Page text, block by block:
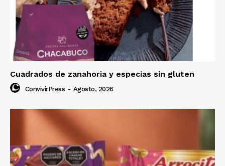
Cuadrados de zanahoria y especias sin gluten
ConvivirPress - Agosto, 2026